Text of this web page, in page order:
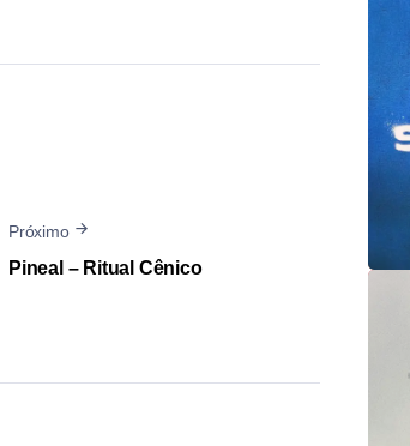
Próximo
Pineal – Ritual Cênico